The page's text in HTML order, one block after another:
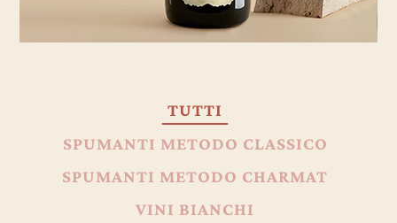
TUTTI
SPUMANTI METODO CLASSICO
SPUMANTI METODO CHARMAT
VINI BIANCHI